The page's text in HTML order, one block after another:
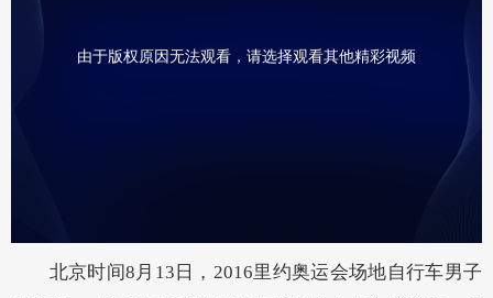
由于版权原因无法观看，请选择观看其他精彩视频
北京时间8月13日，2016里约奥运会场地自行车男子